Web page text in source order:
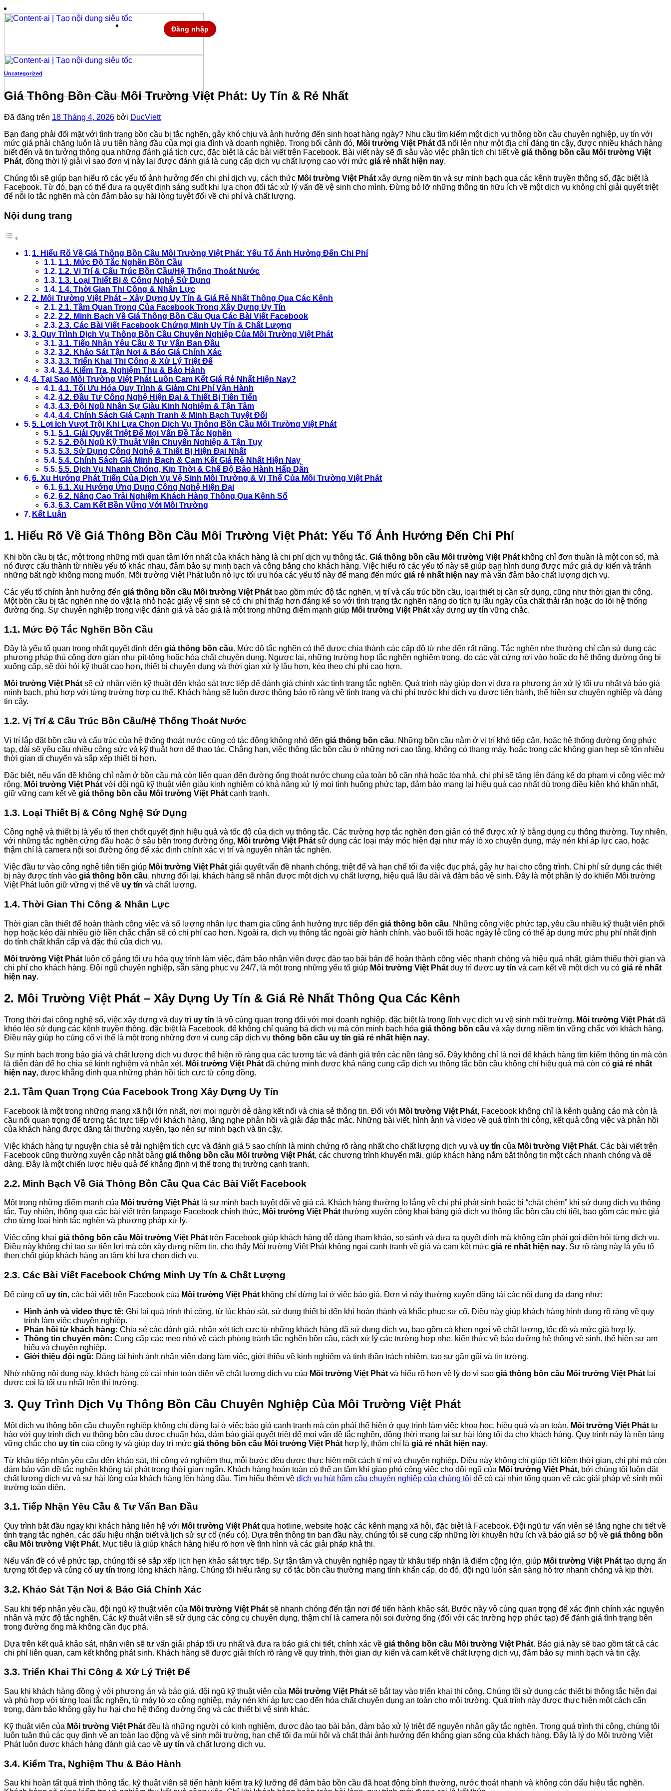
đến
Đăng nhập
Uncategorized
Giá Thông Bồn Cầu Môi Trường Việt Phát: Uy Tín & Rẻ Nhất
Đã đăng trên 18 Tháng 4, 2026 bởi DucViett
Bạn đang phải đối mặt với tình trạng bồn cầu bị tắc nghẽn, gây khó chịu và ảnh hưởng đến sinh hoạt hàng ngày? Nhu cầu tìm kiếm một dịch vụ thông bồn cầu chuyên nghiệp, uy tín với
mức giá phải chăng luôn là ưu tiên hàng đầu của mọi gia đình và doanh nghiệp. Trong bối cảnh đó, Môi trường Việt Phát đã nổi lên như một địa chỉ đáng tin cậy, được nhiều khách hàng
biết đến và tin tưởng thông qua những đánh giá tích cực, đặc biệt là các bài viết trên Facebook. Bài viết này sẽ đi sâu vào việc phân tích chi tiết về giá thông bồn cầu Môi trường Việt
Phát, đồng thời lý giải vì sao đơn vị này lại được đánh giá là cung cấp dịch vụ chất lượng cao với mức giá rẻ nhất hiện nay.
Chúng tôi sẽ giúp bạn hiểu rõ các yếu tố ảnh hưởng đến chi phí dịch vụ, cách thức Môi trường Việt Phát xây dựng niềm tin và sự minh bạch qua các kênh truyền thông số, đặc biệt là
Facebook. Từ đó, bạn có thể đưa ra quyết định sáng suốt khi lựa chọn đối tác xử lý vấn đề vệ sinh cho mình. Đừng bỏ lỡ những thông tin hữu ích về một dịch vụ không chỉ giải quyết triệt
để nỗi lo tắc nghẽn mà còn đảm bảo sự hài lòng tuyệt đối về chi phí và chất lượng.
Nội dung trang
1. Hiểu Rõ Về Giá Thông Bồn Cầu Môi Trường Việt Phát: Yếu Tố Ảnh Hưởng Đến Chi Phí
1.1. Mức Độ Tắc Nghẽn Bồn Cầu
1.2. Vị Trí & Cấu Trúc Bồn Cầu/Hệ Thống Thoát Nước
1.3. Loại Thiết Bị & Công Nghệ Sử Dụng
1.4. Thời Gian Thi Công & Nhân Lực
2. Môi Trường Việt Phát – Xây Dựng Uy Tín & Giá Rẻ Nhất Thông Qua Các Kênh
2.1. Tầm Quan Trọng Của Facebook Trong Xây Dựng Uy Tín
2.2. Minh Bạch Về Giá Thông Bồn Cầu Qua Các Bài Viết Facebook
2.3. Các Bài Viết Facebook Chứng Minh Uy Tín & Chất Lượng
3. Quy Trình Dịch Vụ Thông Bồn Cầu Chuyên Nghiệp Của Môi Trường Việt Phát
3.1. Tiếp Nhận Yêu Cầu & Tư Vấn Ban Đầu
3.2. Khảo Sát Tận Nơi & Báo Giá Chính Xác
3.3. Triển Khai Thi Công & Xử Lý Triệt Để
3.4. Kiểm Tra, Nghiệm Thu & Bảo Hành
4. Tại Sao Môi Trường Việt Phát Luôn Cam Kết Giá Rẻ Nhất Hiện Nay?
4.1. Tối Ưu Hóa Quy Trình & Giảm Chi Phí Vận Hành
4.2. Đầu Tư Công Nghệ Hiện Đại & Thiết Bị Tiên Tiến
4.3. Đội Ngũ Nhân Sự Giàu Kinh Nghiệm & Tận Tâm
4.4. Chính Sách Giá Cạnh Tranh & Minh Bạch Tuyệt Đối
5. Lợi Ích Vượt Trội Khi Lựa Chọn Dịch Vụ Thông Bồn Cầu Môi Trường Việt Phát
5.1. Giải Quyết Triệt Để Mọi Vấn Đề Tắc Nghẽn
5.2. Đội Ngũ Kỹ Thuật Viên Chuyên Nghiệp & Tận Tụy
5.3. Sử Dụng Công Nghệ & Thiết Bị Hiện Đại Nhất
5.4. Chính Sách Giá Minh Bạch & Cam Kết Giá Rẻ Nhất Hiện Nay
5.5. Dịch Vụ Nhanh Chóng, Kịp Thời & Chế Độ Bảo Hành Hấp Dẫn
6. Xu Hướng Phát Triển Của Dịch Vụ Vệ Sinh Môi Trường & Vị Thế Của Môi Trường Việt Phát
6.1. Xu Hướng Ứng Dụng Công Nghệ Hiện Đại
6.2. Nâng Cao Trải Nghiệm Khách Hàng Thông Qua Kênh Số
6.3. Cam Kết Bền Vững Với Môi Trường
Kết Luận
1. Hiểu Rõ Về Giá Thông Bồn Cầu Môi Trường Việt Phát: Yếu Tố Ảnh Hưởng Đến Chi Phí
Khi bồn cầu bị tắc, một trong những mối quan tâm lớn nhất của khách hàng là chi phí dịch vụ thông tắc. Giá thông bồn cầu Môi trường Việt Phát không chỉ đơn thuần là một con số, mà
nó được cấu thành từ nhiều yếu tố khác nhau, đảm bảo sự minh bạch và công bằng cho khách hàng. Việc hiểu rõ các yếu tố này sẽ giúp bạn hình dung được mức giá dự kiến và tránh
những bất ngờ không mong muốn. Môi trường Việt Phát luôn nỗ lực tối ưu hóa các yếu tố này để mang đến mức giá rẻ nhất hiện nay mà vẫn đảm bảo chất lượng dịch vụ.
Các yếu tố chính ảnh hưởng đến giá thông bồn cầu Môi trường Việt Phát bao gồm mức độ tắc nghẽn, vị trí và cấu trúc bồn cầu, loại thiết bị cần sử dụng, cũng như thời gian thi công.
Một bồn cầu bị tắc nghẽn nhẹ do vật lạ nhỏ hoặc giấy vệ sinh sẽ có chi phí thấp hơn đáng kể so với tình trạng tắc nghẽn nặng do tích tụ lâu ngày của chất thải rắn hoặc do lỗi hệ thống
đường ống. Sự chuyên nghiệp trong việc đánh giá và báo giá là một trong những điểm mạnh giúp Môi trường Việt Phát xây dựng uy tín vững chắc.
1.1. Mức Độ Tắc Nghẽn Bồn Cầu
Đây là yếu tố quan trọng nhất quyết định đến giá thông bồn cầu. Mức độ tắc nghẽn có thể được chia thành các cấp độ từ nhẹ đến rất nặng. Tắc nghẽn nhẹ thường chỉ cần sử dụng các
phương pháp thủ công đơn giản như pít-tông hoặc hóa chất chuyên dụng. Ngược lại, những trường hợp tắc nghẽn nghiêm trọng, do các vật cứng rơi vào hoặc do hệ thống đường ống bị
xuống cấp, sẽ đòi hỏi kỹ thuật cao hơn, thiết bị chuyên dụng và thời gian xử lý lâu hơn, kéo theo chi phí cao hơn.
Môi trường Việt Phátsẽ cử nhân viên kỹ thuật đến khảo sát trực tiếp để đánh giá chính xác tình trạng tắc nghẽn. Quá trình này giúp đơn vị đưa ra phương án xử lý tối ưu nhất và báo giá
minh bạch, phù hợp với từng trường hợp cụ thể. Khách hàng sẽ luôn được thông báo rõ ràng về tình trạng và chi phí trước khi dịch vụ được tiến hành, thể hiện sự chuyên nghiệp và đáng
tin cậy.
1.2. Vị Trí & Cấu Trúc Bồn Cầu/Hệ Thống Thoát Nước
Vị trí lắp đặt bồn cầu và cấu trúc của hệ thống thoát nước cũng có tác động không nhỏ đến giá thông bồn cầu. Những bồn cầu nằm ở vị trí khó tiếp cận, hoặc hệ thống đường ống phức
tạp, dài sẽ yêu cầu nhiều công sức và kỹ thuật hơn để thao tác. Chẳng hạn, việc thông tắc bồn cầu ở những nơi cao tầng, không có thang máy, hoặc trong các không gian hẹp sẽ tốn nhiều
thời gian di chuyển và sắp xếp thiết bị hơn.
Đặc biệt, nếu vấn đề không chỉ nằm ở bồn cầu mà còn liên quan đến đường ống thoát nước chung của toàn bộ căn nhà hoặc tòa nhà, chi phí sẽ tăng lên đáng kể do phạm vi công việc mở
rộng. Môi trường Việt Phát với đội ngũ kỹ thuật viên giàu kinh nghiệm có khả năng xử lý mọi tình huống phức tạp, đảm bảo mang lại hiệu quả cao nhất dù trong điều kiện khó khăn nhất,
giữ vững cam kết về giá thông bồn cầu Môi trường Việt Phát cạnh tranh.
1.3. Loại Thiết Bị & Công Nghệ Sử Dụng
Công nghệ và thiết bị là yếu tố then chốt quyết định hiệu quả và tốc độ của dịch vụ thông tắc. Các trường hợp tắc nghẽn đơn giản có thể được xử lý bằng dụng cụ thông thường. Tuy nhiên,
với những tắc nghẽn cứng đầu hoặc ở sâu bên trong đường ống, Môi trường Việt Phát sử dụng các loại máy móc hiện đại như máy lò xo chuyên dụng, máy nén khí áp lực cao, hoặc
thậm chí là camera nội soi đường ống để xác định chính xác vị trí và nguyên nhân tắc nghẽn.
Việc đầu tư vào công nghệ tiên tiến giúp Môi trường Việt Phát giải quyết vấn đề nhanh chóng, triệt để và hạn chế tối đa việc đục phá, gây hư hại cho công trình. Chi phí sử dụng các thiết
bị này được tính vào giá thông bồn cầu, nhưng đổi lại, khách hàng sẽ nhận được một dịch vụ chất lượng, hiệu quả lâu dài và đảm bảo vệ sinh. Đây là một phần lý do khiến Môi trường
Việt Phát luôn giữ vững vị thế về uy tín và chất lượng.
1.4. Thời Gian Thi Công & Nhân Lực
Thời gian cần thiết để hoàn thành công việc và số lượng nhân lực tham gia cũng ảnh hưởng trực tiếp đến giá thông bồn cầu. Những công việc phức tạp, yêu cầu nhiều kỹ thuật viên phối
hợp hoặc kéo dài nhiều giờ liền chắc chắn sẽ có chi phí cao hơn. Ngoài ra, dịch vụ thông tắc ngoài giờ hành chính, vào buổi tối hoặc ngày lễ cũng có thể áp dụng mức phụ phí nhất định
do tính chất khẩn cấp và đặc thù của dịch vụ.
Môi trường Việt Phát luôn cố gắng tối ưu hóa quy trình làm việc, đảm bảo nhân viên được đào tạo bài bản để hoàn thành công việc nhanh chóng và hiệu quả nhất, giảm thiểu thời gian và
chi phí cho khách hàng. Đội ngũ chuyên nghiệp, sẵn sàng phục vụ 24/7, là một trong những yếu tố giúp Môi trường Việt Phát duy trì được uy tín và cam kết về một dịch vụ có giá rẻ nhất
hiện nay.
2. Môi Trường Việt Phát – Xây Dựng Uy Tín & Giá Rẻ Nhất Thông Qua Các Kênh
Trong thời đại công nghệ số, việc xây dựng và duy trì uy tín là vô cùng quan trọng đối với mọi doanh nghiệp, đặc biệt là trong lĩnh vực dịch vụ vệ sinh môi trường. Môi trường Việt Phát đã
khéo léo sử dụng các kênh truyền thông, đặc biệt là Facebook, để không chỉ quảng bá dịch vụ mà còn minh bạch hóa giá thông bồn cầu và xây dựng niềm tin vững chắc với khách hàng.
Điều này giúp họ củng cố vị thế là một trong những đơn vị cung cấp dịch vụ thông bồn cầu uy tín giá rẻ nhất hiện nay.
Sự minh bạch trong báo giá và chất lượng dịch vụ được thể hiện rõ ràng qua các tương tác và đánh giá trên các nền tảng số. Đây không chỉ là nơi để khách hàng tìm kiếm thông tin mà còn
là diễn đàn để họ chia sẻ kinh nghiệm và nhận xét. Môi trường Việt Phát đã chứng minh được khả năng cung cấp dịch vụ thông tắc bồn cầu không chỉ hiệu quả mà còn có giá rẻ nhất
hiện nay, được khẳng định qua những phản hồi tích cực từ cộng đồng.
2.1. Tầm Quan Trọng Của Facebook Trong Xây Dựng Uy Tín
Facebook là một trong những mạng xã hội lớn nhất, nơi mọi người dễ dàng kết nối và chia sẻ thông tin. Đối với Môi trường Việt Phát, Facebook không chỉ là kênh quảng cáo mà còn là
cầu nối quan trọng để tương tác trực tiếp với khách hàng, lắng nghe phản hồi và giải đáp thắc mắc. Những bài viết, hình ảnh và video về quá trình thi công, kết quả công việc và phản hồi
của khách hàng được đăng tải thường xuyên, tạo nên sự minh bạch và tin cậy.
Việc khách hàng tự nguyện chia sẻ trải nghiệm tích cực và đánh giá 5 sao chính là minh chứng rõ ràng nhất cho chất lượng dịch vụ và uy tín của Môi trường Việt Phát. Các bài viết trên
Facebook cũng thường xuyên cập nhật bảng giá thông bồn cầu Môi trường Việt Phát, các chương trình khuyến mãi, giúp khách hàng nắm bắt thông tin một cách nhanh chóng và dễ
dàng. Đây là một chiến lược hiệu quả để khẳng định vị thế trong thị trường cạnh tranh.
2.2. Minh Bạch Về Giá Thông Bồn Cầu Qua Các Bài Viết Facebook
Một trong những điểm mạnh của Môi trường Việt Phátlà sự minh bạch tuyệt đối về giá cả. Khách hàng thường lo lắng về chi phí phát sinh hoặc bị “chặt chém” khi sử dụng dịch vụ thông
tắc. Tuy nhiên, thông qua các bài viết trên fanpage Facebook chính thức, Môi trường Việt Phátthường xuyên công khai bảng giá dịch vụ thông tắc bồn cầu chi tiết, bao gồm các mức giá
cho từng loại hình tắc nghẽn và phương pháp xử lý.
Việc công khai giá thông bồn cầu Môi trường Việt Pháttrên Facebook giúp khách hàng dễ dàng tham khảo, so sánh và đưa ra quyết định mà không cần phải gọi điện hỏi từng dịch vụ.
Điều này không chỉ tạo sự tiện lợi mà còn xây dựng niềm tin, cho thấy Môi trường Việt Phát không ngại cạnh tranh về giá và cam kết mức giá rẻ nhất hiện nay. Sự rõ ràng này là yếu tố
then chốt giúp khách hàng an tâm khi lựa chọn dịch vụ.
2.3. Các Bài Viết Facebook Chứng Minh Uy Tín & Chất Lượng
Để củng cố uy tín, các bài viết trên Facebook của Môi trường Việt Phát không chỉ dừng lại ở việc báo giá. Đơn vị này thường xuyên đăng tải các nội dung đa dạng như:
Hình ảnh và video thực tế: Ghi lại quá trình thi công, từ lúc khảo sát, sử dụng thiết bị đến khi hoàn thành và khắc phục sự cố. Điều này giúp khách hàng hình dung rõ ràng về quy
trình làm việc chuyên nghiệp.
Phản hồi từ khách hàng: Chia sẻ các đánh giá, nhận xét tích cực từ những khách hàng đã sử dụng dịch vụ, bao gồm cả khen ngợi về chất lượng, tốc độ và mức giá hợp lý.
Thông tin chuyên môn: Cung cấp các mẹo nhỏ về cách phòng tránh tắc nghẽn bồn cầu, cách xử lý các trường hợp nhẹ, kiến thức về bảo dưỡng hệ thống vệ sinh, thể hiện sự am
hiểu và chuyên nghiệp.
Giới thiệu đội ngũ: Đăng tải hình ảnh nhân viên đang làm việc, giới thiệu về kinh nghiệm và tinh thần trách nhiệm, tạo sự gần gũi và tin tưởng.
Nhờ những nội dung này, khách hàng có cái nhìn toàn diện về chất lượng dịch vụ của Môi trường Việt Phát và hiểu rõ hơn về lý do vì sao giá thông bồn cầu Môi trường Việt Phát lại
được coi là tối ưu nhất trên thị trường.
3. Quy Trình Dịch Vụ Thông Bồn Cầu Chuyên Nghiệp Của Môi Trường Việt Phát
Một dịch vụ thông bồn cầu chuyên nghiệp không chỉ dừng lại ở việc báo giá cạnh tranh mà còn phải thể hiện ở quy trình làm việc khoa học, hiệu quả và an toàn. Môi trường Việt Phát tự
hào với quy trình dịch vụ thông bồn cầu được chuẩn hóa, đảm bảo giải quyết triệt để mọi vấn đề tắc nghẽn, đồng thời mang lại sự hài lòng tối đa cho khách hàng. Quy trình này là nền tảng
vững chắc cho uy tín của công ty và giúp duy trì mức giá thông bồn cầu Môi trường Việt Phát hợp lý, thậm chí là giá rẻ nhất hiện nay.
Từ khâu tiếp nhận yêu cầu đến khảo sát, thi công và nghiệm thu, mỗi bước đều được thực hiện một cách tỉ mỉ và chuyên nghiệp. Điều này không chỉ giúp tiết kiệm thời gian, chi phí mà còn
đảm bảo vấn đề tắc nghẽn không tái phát trong thời gian ngắn. Khách hàng hoàn toàn có thể an tâm khi giao phó công việc cho đội ngũ của Môi trường Việt Phát, bởi chúng tôi luôn đặt
chất lượng dịch vụ và sự hài lòng của khách hàng lên hàng đầu. Tìm hiểu thêm về dịch vụ hút hầm cầu chuyên nghiệp của chúng tôi để có cái nhìn tổng quan về các giải pháp vệ sinh môi
trường toàn diện.
3.1. Tiếp Nhận Yêu Cầu & Tư Vấn Ban Đầu
Quy trình bắt đầu ngay khi khách hàng liên hệ với Môi trường Việt Phát qua hotline, website hoặc các kênh mạng xã hội, đặc biệt là Facebook. Đội ngũ tư vấn viên sẽ lắng nghe chi tiết về
tình trạng tắc nghẽn, các dấu hiệu nhận biết và lịch sử sự cố (nếu có). Dựa trên thông tin ban đầu này, chúng tôi sẽ cung cấp những lời khuyên hữu ích và báo giá sơ bộ về giá thông bồn
cầu Môi trường Việt Phát. Mục tiêu là giúp khách hàng hiểu rõ hơn về tình hình và các giải pháp khả thi.
Nếu vấn đề có vẻ phức tạp, chúng tôi sẽ sắp xếp lịch hẹn khảo sát trực tiếp. Sự tận tâm và chuyên nghiệp ngay từ khâu tiếp nhận là điểm cộng lớn, giúp Môi trường Việt Phát tạo dựng ấn
tượng tốt đẹp và củng cố uy tín trong lòng khách hàng. Chúng tôi hiểu rằng sự cố tắc bồn cầu thường mang tính khẩn cấp, do đó, đội ngũ luôn sẵn sàng hỗ trợ nhanh chóng và kịp thời.
3.2. Khảo Sát Tận Nơi & Báo Giá Chính Xác
Sau khi tiếp nhận yêu cầu, đội ngũ kỹ thuật viên của Môi trường Việt Phát sẽ nhanh chóng đến tận nơi để tiến hành khảo sát. Bước này vô cùng quan trọng để xác định chính xác nguyên
nhân và mức độ tắc nghẽn. Các kỹ thuật viên sẽ sử dụng các công cụ chuyên dụng, thậm chí là camera nội soi đường ống (đối với các trường hợp phức tạp) để đánh giá tình trạng bên
trong đường ống mà không cần đục phá.
Dựa trên kết quả khảo sát, nhân viên sẽ tư vấn giải pháp tối ưu nhất và đưa ra báo giá chi tiết, chính xác về giá thông bồn cầu Môi trường Việt Phát. Báo giá này sẽ bao gồm tất cả các
chi phí liên quan, cam kết không phát sinh. Khách hàng sẽ được giải thích rõ ràng về quy trình, thời gian dự kiến và cam kết về chất lượng dịch vụ, đảm bảo sự minh bạch và tin cậy.
3.3. Triển Khai Thi Công & Xử Lý Triệt Để
Sau khi khách hàng đồng ý với phương án và báo giá, đội ngũ kỹ thuật viên của Môi trường Việt Phát sẽ bắt tay vào triển khai thi công. Chúng tôi sử dụng các thiết bị thông tắc hiện đại
và phù hợp với từng loại tắc nghẽn, từ máy lò xo công nghiệp, máy nén khí áp lực cao đến hóa chất chuyên dụng an toàn cho môi trường. Quá trình này được thực hiện một cách cẩn
trọng, đảm bảo không gây hư hại cho hệ thống đường ống và các thiết bị vệ sinh khác.
Kỹ thuật viên của Môi trường Việt Phát đều là những người có kinh nghiệm, được đào tạo bài bản, đảm bảo xử lý triệt để nguyên nhân gây tắc nghẽn. Trong quá trình thi công, chúng tôi
luôn tuân thủ các quy định về an toàn lao động và vệ sinh môi trường, hạn chế tối đa mùi hôi và chất thải ảnh hưởng đến không gian sống của khách hàng. Đây là lý do Môi trường Việt
Phát luôn được khách hàng đánh giá cao về uy tín và chất lượng dịch vụ.
3.4. Kiểm Tra, Nghiệm Thu & Bảo Hành
Sau khi hoàn tất quá trình thông tắc, kỹ thuật viên sẽ tiến hành kiểm tra kỹ lưỡng để đảm bảo bồn cầu đã hoạt động bình thường, nước thoát nhanh và không còn dấu hiệu tắc nghẽn.